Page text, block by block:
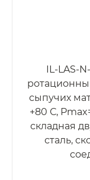
IL-LAS-
сыпучих
+80 С,
складная
сталь,